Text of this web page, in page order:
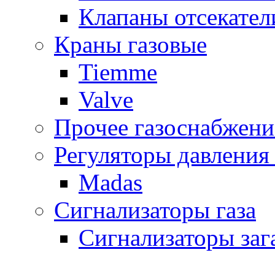
Клапаны
Краны газовые
Tiemme
Valve
Прочее
Регуляторы давления
Madas
Сигнализаторы газа
Сигнализаторы